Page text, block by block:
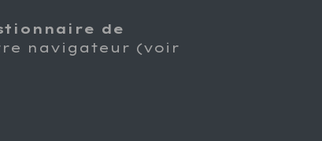
de
navigateur (voir